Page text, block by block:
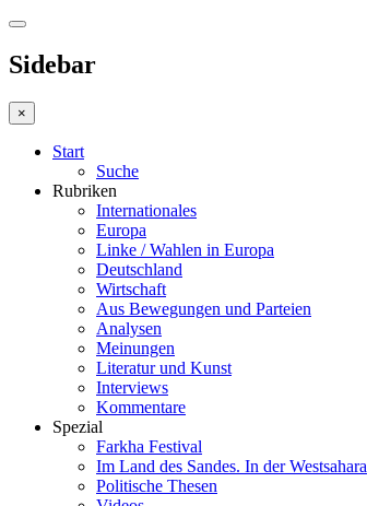
Sidebar
×
Start
Suche
Rubriken
Internationales
Europa
Linke / Wahlen in Europa
Deutschland
Wirtschaft
Aus Bewegungen und Parteien
Analysen
Meinungen
Literatur und Kunst
Interviews
Kommentare
Spezial
Farkha Festival
Im Land des Sandes. In der Westsahara
Politische Thesen